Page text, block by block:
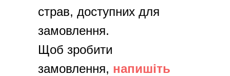
страв, доступних для
замовлення.
Щоб зробити
замовлення, напишіть